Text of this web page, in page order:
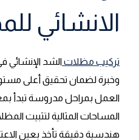
الانشائي
تركيب مظلاتالشد الإنشائي
وخبرة لضمان تحقيق أعلى
العمل بمراحل مدروسة تبدأ
المساحات المثالية لتثبيت
هندسية دقيقة تأخذ بعين